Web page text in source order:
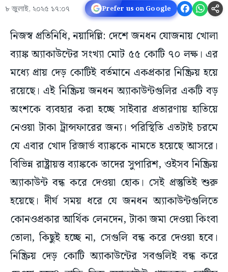
৮ জুলাই, ২০২৫ ১৭:০৭ Prefer us on Google
নিজস্ব প্রতিনিধি, নয়াদিল্লি: দেশে জনধন যোজনায় খোলা
ব্যাঙ্ক অ্যাকাউন্টের সংখ্যা মোট ৫৫ কোটি ৭০ লক্ষ। এর
মধ্যে প্রায় দেড় কোটিই বর্তমানে একপ্রকার নিষ্ক্রিয় হয়ে
রয়েছে। এই নিষ্ক্রিয় জনধন অ্যাকাউন্টগুলির একটি বড়
অংশকে ব্যবহার করা হচ্ছে সাইবার প্রতারণায় হাতিয়ে
নেওয়া টাকা ট্রান্সফারের জন্য। পরিস্থিতি এতটাই চরমে
যে এবার খোদ রিজার্ভ ব্যাঙ্ককে নামতে হয়েছে আসরে।
বিভিন্ন রাষ্ট্রায়ত্ত ব্যাঙ্ককে তাদের সুপারিশ, ওইসব নিষ্ক্রিয়
অ্যাকাউন্ট বন্ধ করে দেওয়া হোক। সেই প্রস্তুতিই শুরু
হয়েছে। দীর্ঘ সময় ধরে যে জনধন অ্যাকাউন্টগুলিতে
কোনওপ্রকার আর্থিক লেনদেন, টাকা জমা দেওয়া কিংবা
তোলা, কিছুই হচ্ছে না, সেগুলি বন্ধ করে দেওয়া হবে।
নিষ্ক্রিয় দেড় কোটি অ্যাকাউন্টের সবগুলিই বন্ধ করে